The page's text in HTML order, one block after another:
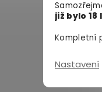
již bylo 18
Kompletní
Nastavení